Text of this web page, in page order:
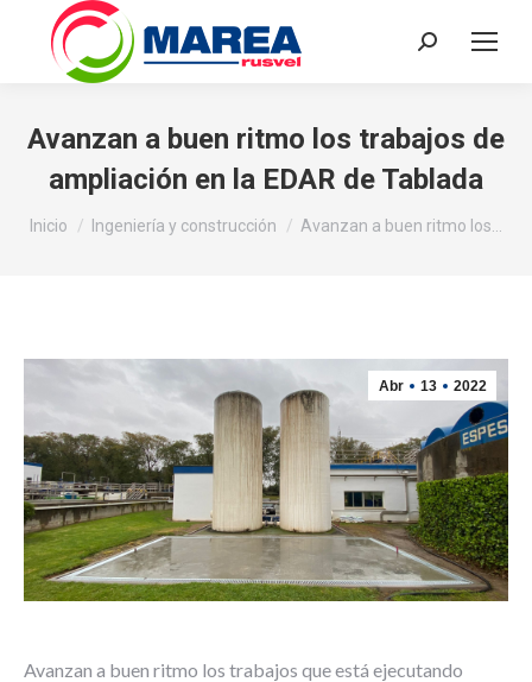
Buscar:
Avanzan a buen ritmo los trabajos de
ampliación en la EDAR de Tablada
Estás aquí:
Inicio Ingeniería y construcción Avanzan a buen ritmo los…
Abr 13 2022
Avanzan a buen ritmo los trabajos que está ejecutando